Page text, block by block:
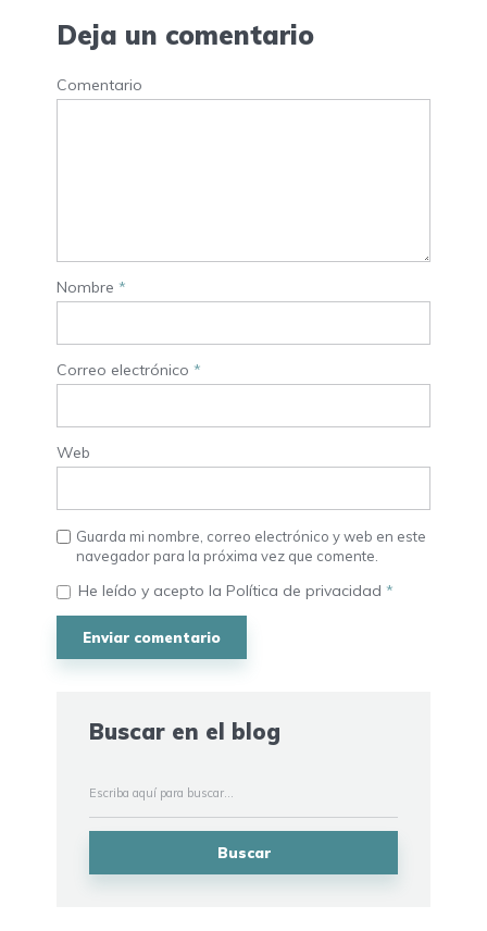
Deja un comentario
Comentario
Nombre *
Correo electrónico *
Web
Guarda mi nombre, correo electrónico y web en este
navegador para la próxima vez que comente.
He leído y acepto la Política de privacidad *
Buscar en el blog
Buscar